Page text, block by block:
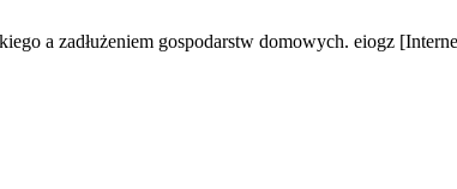
a zadłużeniem gospodarstw domowych. eiogz